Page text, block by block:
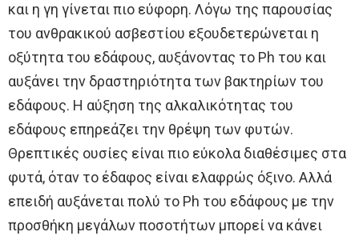
και η γη γίνεται πιο εύφορη. Λόγω της παρουσίας
του ανθρακικού ασβεστίου εξουδετερώνεται η
οξύτητα του εδάφους, αυξάνοντας το Ph του και
αυξάνει την δραστηριότητα των βακτηρίων του
εδάφους. Η αύξηση της αλκαλικότητας του
εδάφους επηρεάζει την θρέψη των φυτών.
Θρεπτικές ουσίες είναι πιο εύκολα διαθέσιμες στα
φυτά, όταν το έδαφος είναι ελαφρώς όξινο. Αλλά
επειδή αυξάνεται πολύ το Ph του εδάφους με την
προσθήκη μεγάλων ποσοτήτων μπορεί να κάνει